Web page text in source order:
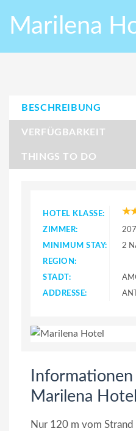
Marilena
BESCHREIBUNG
VERFÜGBARKEIT
THINGS TO DO
HOTEL KLASSE:
ZIMMER:
207
MINIMUM STAY:
2
REGION:
STADT:
ADDRESSE:
Marilena Hotel
Nur 120 m vom